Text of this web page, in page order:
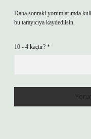
Daha sonraki yorumlarımda
bu tarayıcıya kaydedilsin.
10 - 4 kaçtır? *